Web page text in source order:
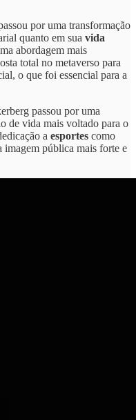
por uma transformação
quanto em sua vida
abordagem mais
total no metaverso para
o que foi essencial para a
passou por uma
de vida mais voltado para o
a esportes como
pública mais forte e